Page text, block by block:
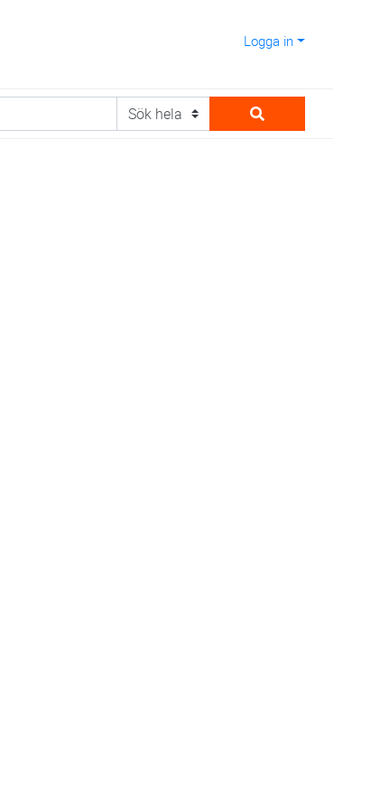
Logga in